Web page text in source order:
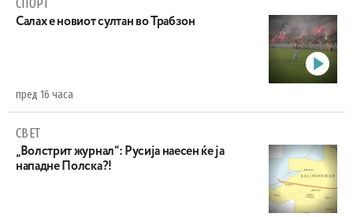
СПОРТ
Салах е новиот султан во Трабзон
пред 16 часа
СВЕТ
„Волстрит журнал“: Русија наесен ќе ја
нападне Полска?!